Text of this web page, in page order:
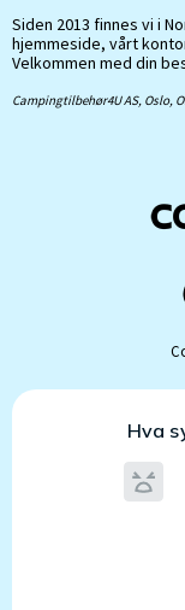
Siden 2013 finnes vi i
hjemmeside, vårt
Velkommen med din
Campingtilbehør4U AS, Oslo,